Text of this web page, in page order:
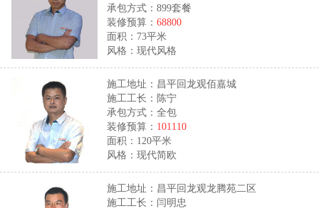
承包方式：899套餐
装修预算：68800
面积：73平米
风格：现代风格
施工地址：昌平回龙观佰嘉城
施工工长：陈宁
承包方式：全包
装修预算： 101110
面积：120平米
风格：现代简欧
施工地址：昌平回龙观龙腾苑二区
施工工长：闫明忠